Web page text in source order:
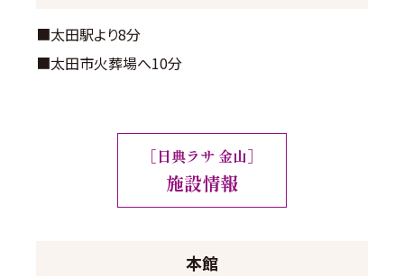
■太田駅より8分
■太田市火葬場へ10分
［日典ラサ 金山］
施設情報
本館